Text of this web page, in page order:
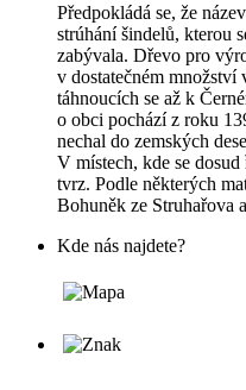
Předpokládá se, že
strúhání šindelů, kterou
zabývala. Dřevo pro
v dostatečném
táhnoucích se až k
o obci pochází z roku
nechal do zemských
V místech, kde se
tvrz. Podle některých
Bohuněk ze Struhařova
Kde nás najdete?